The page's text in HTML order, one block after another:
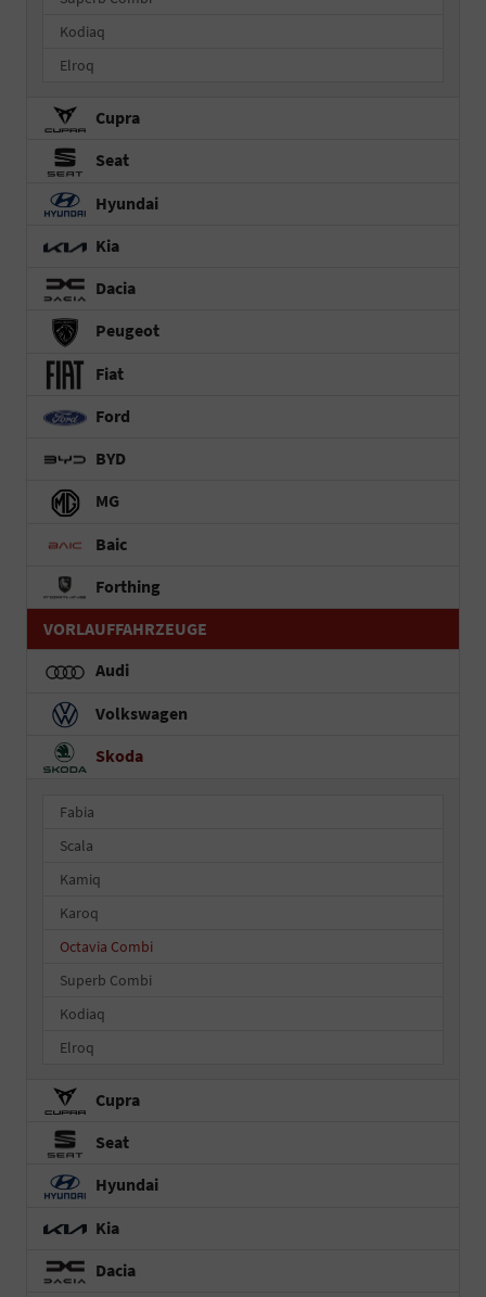
Kodiaq
Elroq
Cupra
Seat
Hyundai
Kia
Dacia
Peugeot
Fiat
Ford
BYD
MG
Baic
Forthing
VORLAUFFAHRZEUGE
Audi
Volkswagen
Skoda
Fabia
Scala
Kamiq
Karoq
Octavia Combi
Superb Combi
Kodiaq
Elroq
Cupra
Seat
Hyundai
Kia
Dacia